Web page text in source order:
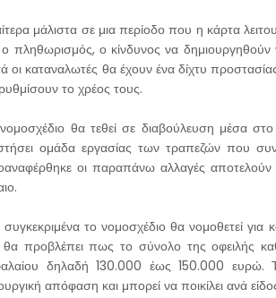
μάλιστα σε μια περίοδο που η κάρτα
ο πληθωρισμός, ο κίνδυνος να
οι καταναλωτές θα έχουν ένα δίχτυ
το χρέος τους.
θα τεθεί σε διαβούλευση μέσα
ομάδα εργασίας των τραπεζών που
οι παραπάνω αλλαγές
συγκεκριμένα το νομοσχέδιο θα νομοθετεί
θα προβλέπει πως το σύνολο της οφειλής
δηλαδή 130.000 έως 150.000 ευρώ.
απόφαση και μπορεί να ποικίλει ανά